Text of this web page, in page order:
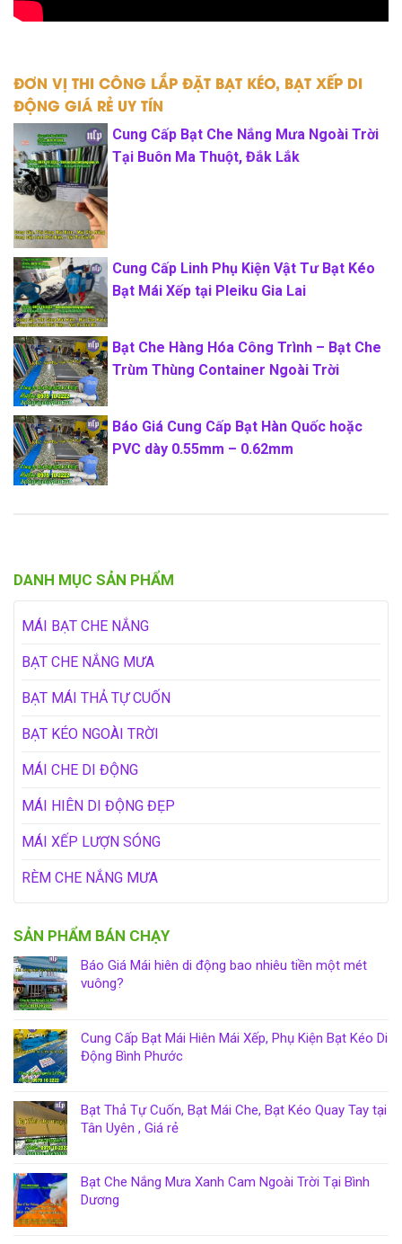
DANH MỤC SẢN PHẨM
MÁI BẠT CHE NẮNG
BẠT CHE NẮNG MƯA
BẠT MÁI THẢ TỰ CUỐN
BẠT KÉO NGOÀI TRỜI
MÁI CHE DI ĐỘNG
MÁI HIÊN DI ĐỘNG ĐẸP
MÁI XẾP LƯỢN SÓNG
RÈM CHE NẮNG MƯA
SẢN PHẨM BÁN CHẠY
Báo Giá Mái hiên di động bao nhiêu tiền một mét
vuông?
Cung Cấp Bạt Mái Hiên Mái Xếp, Phụ Kiện Bạt Kéo Di
Động Bình Phước
Bạt Thả Tự Cuốn, Bạt Mái Che, Bạt Kéo Quay Tay tại
Tân Uyên , Giá rẻ
Bạt Che Nắng Mưa Xanh Cam Ngoài Trời Tại Bình
Dương
ĐƠN VỊ THI CÔNG LẮP ĐẶT BẠT KÉO, BẠT XẾP DI
ĐỘNG GIÁ RẺ UY TÍN
Cung Cấp Bạt Che Nắng Mưa Ngoài Trời
Tại Buôn Ma Thuột, Đắk Lắk
Cung Cấp Linh Phụ Kiện Vật Tư Bạt Kéo
Bạt Mái Xếp tại Pleiku Gia Lai
Bạt Che Hàng Hóa Công Trình – Bạt Che
Trùm Thùng Container Ngoài Trời
Báo Giá Cung Cấp Bạt Hàn Quốc hoặc
PVC dày 0.55mm – 0.62mm